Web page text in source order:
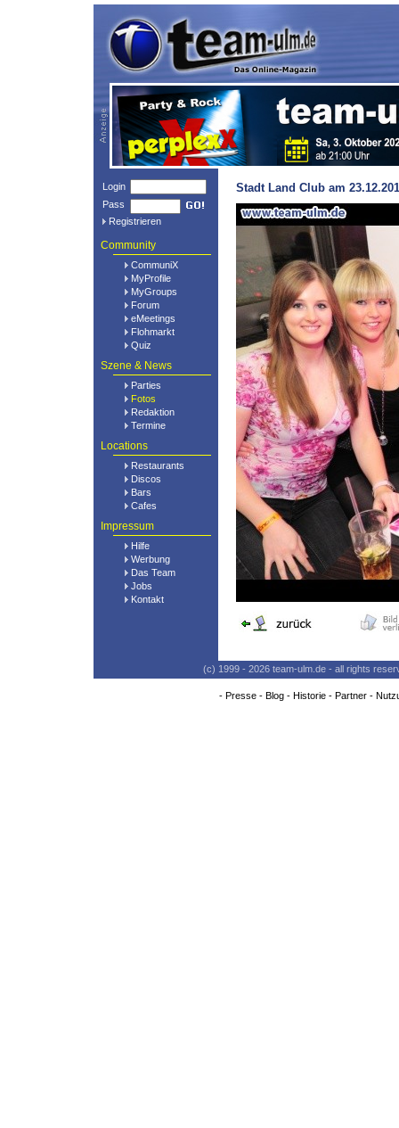
Login
Pass
Registrieren
Community
CommuniX
MyProfile
MyGroups
Forum
eMeetings
Flohmarkt
Quiz
Szene & News
Parties
Fotos
Redaktion
Termine
Locations
Restaurants
Discos
Bars
Cafes
Impressum
Hilfe
Werbung
Das Team
Jobs
Kontakt
Stadt Land Club am
(c) 1999 - 2026 team-ulm.de - all rights
- Presse- Blog- Historie- Partner-